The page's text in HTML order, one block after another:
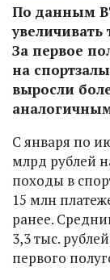
По данным
За первое
на
выросли
С января по
млрд рублей
походы в
15 млн
ранее.
3,3 тыс.
первого